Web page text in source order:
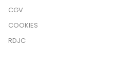
CGV
COOKIES
RDJC